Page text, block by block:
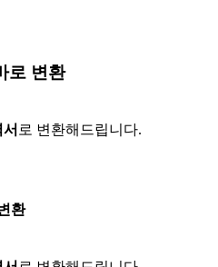
로 변환
로 변환해드립니다.
환